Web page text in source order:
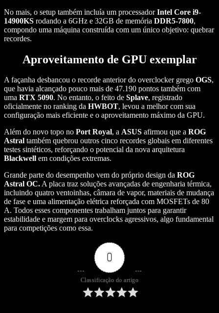
No mais, o setup também incluía um processadorIntel Core i9-
14900KS rodando a 6GHz e 32GB de memória DDR5-7800,
compondo uma máquina construída com um único objetivo: quebrar
recordes.
Aproveitamento de GPU exemplar
A façanha desbancou o recorde anterior do overclocker grego OGS,
que havia alcançado pouco mais de 47.190 pontos também com
uma RTX 5090. No entanto, o feito de Splave, registrado
oficialmente no ranking da HWBOT, levou a melhor com sua
configuração mais eficiente e o aproveitamento máximo da GPU.
Além do novo topo no Port Royal, a ASUS afirmou que a ROG
Astral também quebrou outros cinco recordes globais em diferentes
testes sintéticos, reforçando o potencial da nova arquitetura
Blackwell em condições extremas.
Grande parte do desempenho vem do próprio design da ROG
Astral OC.A placa traz soluções avançadas de engenharia térmica,
incluindo quatro ventoinhas, câmara de vapor, materiais de mudança
de fase e uma alimentação elétrica reforçada com MOSFETs de 80
A. Todos esses componentes trabalham juntos para garantir
estabilidade e margem para overclocks agressivos, algo fundamental
para competições como essa.
0
Classificação do artigo